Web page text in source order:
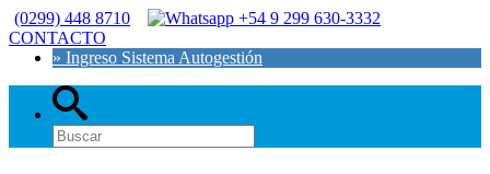
(0299) 448 8710
+54 9 299 630-3332
CONTACTO
» Ingreso Sistema Autogestión